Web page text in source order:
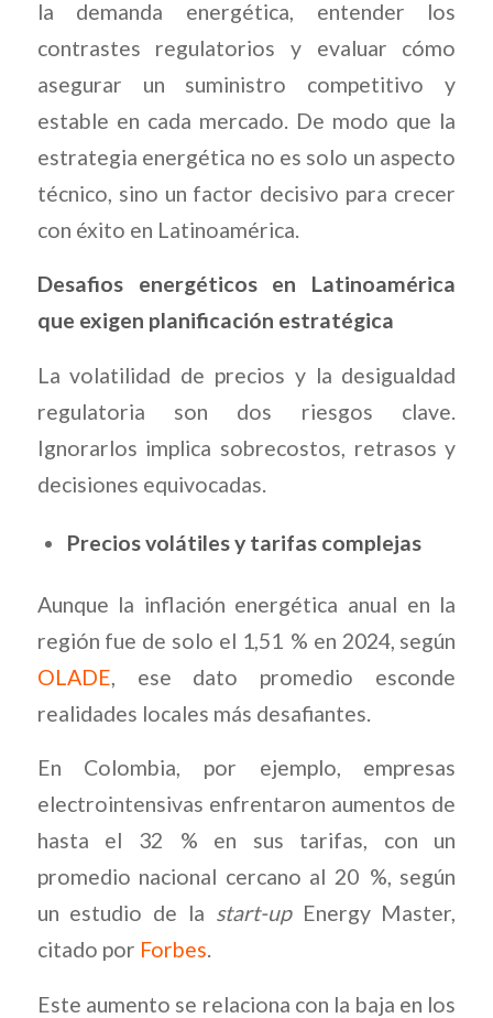
la demanda energética, entender los
contrastes regulatorios y evaluar cómo
asegurar un suministro competitivo y
estable en cada mercado. De modo que la
estrategia energética no es solo un aspecto
técnico, sino un factor decisivo para crecer
con éxito en Latinoamérica.
Desafios energéticos en Latinoamérica
que exigen planificación estratégica
La volatilidad de precios y la desigualdad
regulatoria son dos riesgos clave.
Ignorarlos implica sobrecostos, retrasos y
decisiones equivocadas.
Precios volátiles y tarifas complejas
Aunque la inflación energética anual en la
región fue de solo el 1,51 % en 2024, según
OLADE , ese dato promedio esconde
realidades locales más desafiantes.
En Colombia, por ejemplo, empresas
electrointensivas enfrentaron aumentos de
hasta el 32 % en sus tarifas, con un
promedio nacional cercano al 20 %, según
un estudio de la start-upEnergy Master,
citado por Forbes.
Este aumento se relaciona con la baja en los